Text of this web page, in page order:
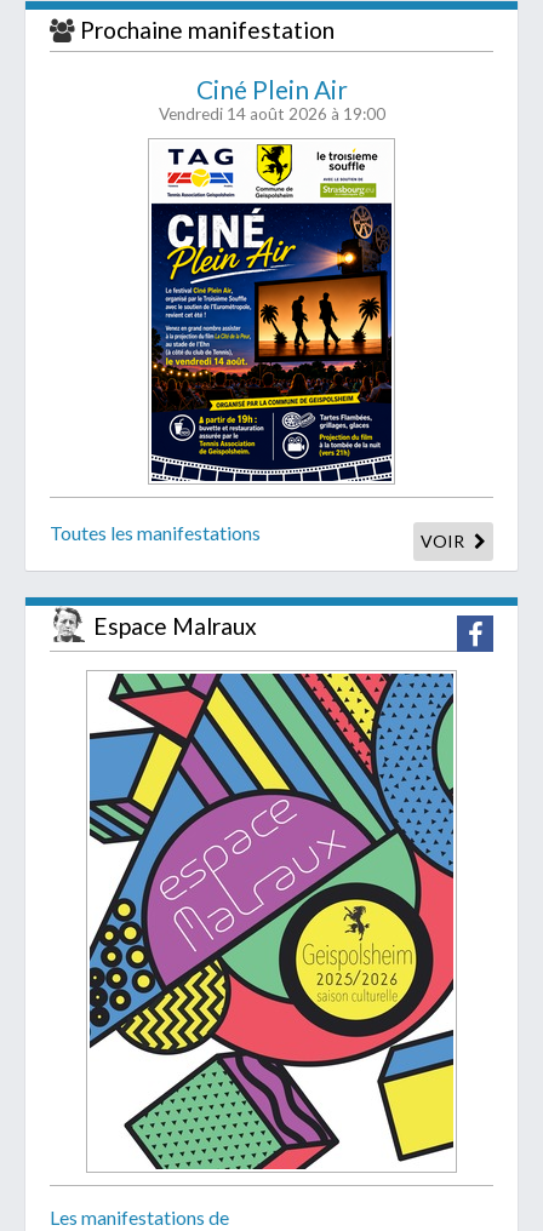
Prochaine manifestation
Ciné Plein Air
Vendredi 14 août 2026 à 19:00
Toutes les manifestations VOIR
Espace Malraux
Les manifestations de